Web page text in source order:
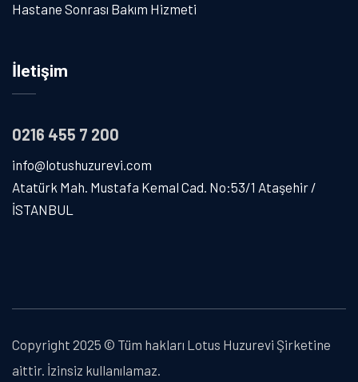
Hastane Sonrası Bakım Hizmeti
İletişim
0216 455 7 200
info@lotushuzurevi.com
Atatürk Mah. Mustafa Kemal Cad. No:53/1 Ataşehir /
İSTANBUL
Copyright 2025 © Tüm hakları Lotus Huzurevi Şirketine
aittir. İzinsiz kullanılamaz.